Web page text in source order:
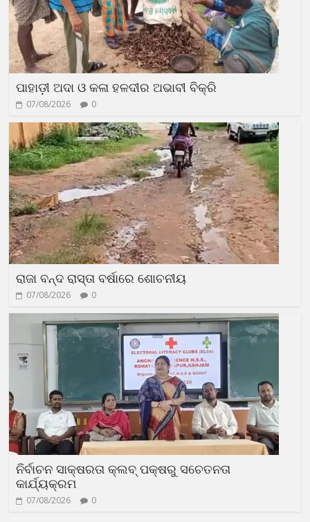
ପାହାଡ଼ୀ ଅଦା ଓ କଳା ହଳଦୀର ଅଭାବୀ ବିକ୍ରି
07/08/2026 0
ରାଜା ବନ୍ଦ ରାସ୍ତା ବର୍ଷାରେ ଶୋଚନୀୟ
07/08/2026 0
ନିର୍ବାଚନ ସାକ୍ଷରତା କ୍ଲବ୍ ପକ୍ଷରୁ ସଚେତନତା
କାର୍ଯ୍ୟକ୍ରମ
07/08/2026 0